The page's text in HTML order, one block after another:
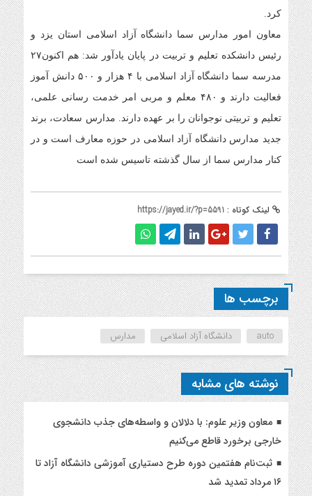
کرد.
معاون امور مدارس سما دانشگاه آزاد اسلامی استان یزد و
رئیس دانشکده تعلیم و تربیت در پایان یادآور شد: هم اکنون۲۷
مدرسه سما دانشگاه آزاد اسلامی با ۴ هزار و ۵۰۰ دانش آموز
فعالیت دارند و ۴۸۰ معلم و مربی امر خدمت رسانی علمی،
تعلیم و تربیتی نوجوانان را بر عهده دارند. مدارس سعادت، برند
جدید مدارس دانشگاه آزاد اسلامی در حوزه معارف است و در
کنار مدارس سما از سال گذشته تاسیس شده است
لینک کوتاه : https://jayed.ir/?p=5591
برچسب ها
auto دانشگاه آزاد اسلامی مدارس
نوشته های مشابه
معاون وزیر علوم: با دلالان و واسطه‌های جذب دانشجوی
خارجی برخورد قاطع می‌کنیم
ثبت‌نام هفتمین دوره طرح دستیاری آموزشی دانشگاه آزاد تا
۱۶ مرداد تمدید شد